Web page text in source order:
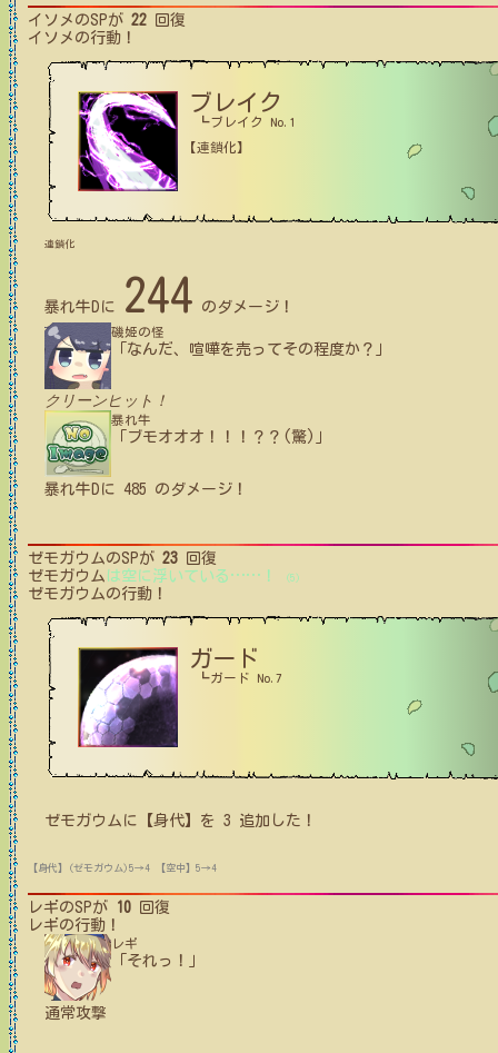
イソメ のSPが 22 回復
イソメ の行動！
ブレイク
┗ブレイク No.1
【連鎖化】
連鎖化
暴れ牛D に 244 のダメージ！
磯姫の怪
「なんだ、喧嘩を売ってその程度か？」
クリーンヒット！
暴れ牛
「ブモオオオ！！！？？(驚)」
暴れ牛D に 485 のダメージ！
ゼモガウムのSPが 23 回復
ゼモガウム は空に浮いている …… ！ (5)
ゼモガウムの行動！
ガード
┗ガード No.7
ゼモガウム に【身代】を 3 追加した！
【身代】(ゼモガウム)5→4 【空中】5→4
レギのSPが 10 回復
レギの行動！
レギ
「それっ！」
通常攻撃